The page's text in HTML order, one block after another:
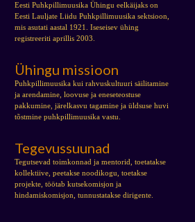
Eesti Puhkpillimuusika Ühingu eelkäijaks on
Eesti Lauljate Liidu Puhkpillimuusika sektsioon,
mis asutati aastal 1921. Iseseisev ühing
registreeriti aprillis 2003.
Ühingu missioon
Puhkpillimuusika kui rahvuskultuuri säilitamine
ja arendamine, loovuse ja eneseteostuse
pakkumine, järelkasvu tagamine ja üldsuse huvi
tõstmine puhkpillimuusika vastu.
Tegevussuunad
Tegutsevad toimkonnad ja mentorid, toetatakse
kollektiive, peetakse noodikogu, toetakse
projekte, töötab kutsekomisjon ja
hindamiskomisjon, tunnustatakse dirigente.